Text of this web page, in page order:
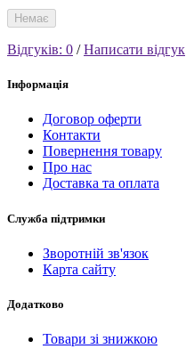
Немає
Відгуків: 0 /Написати відгук
Інформація
Договор оферти
Контакти
Повернення товару
Про нас
Доставка та оплата
Служба підтримки
Зворотній зв'язок
Карта сайту
Додатково
Товари зі знижкою